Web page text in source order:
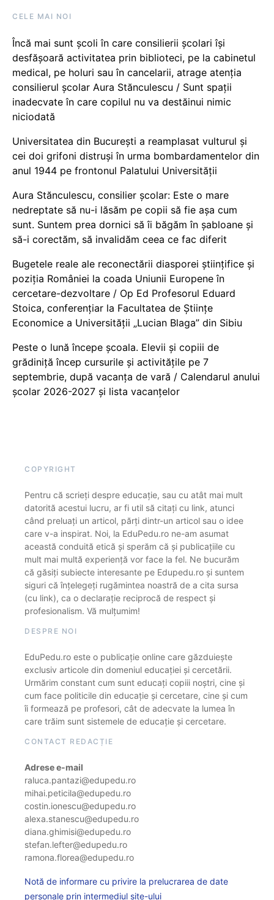
CELE MAI NOI
Încă mai sunt școli în care consilierii școlari își
desfășoară activitatea prin biblioteci, pe la cabinetul
medical, pe holuri sau în cancelarii, atrage atenția
consilierul școlar Aura Stănculescu / Sunt spații
inadecvate în care copilul nu va destăinui nimic
niciodată
Universitatea din București a reamplasat vulturul și
cei doi grifoni distruși în urma bombardamentelor din
anul 1944 pe frontonul Palatului Universității
Aura Stănculescu, consilier școlar: Este o mare
nedreptate să nu-i lăsăm pe copii să fie așa cum
sunt. Suntem prea dornici să îi băgăm în șabloane și
să-i corectăm, să invalidăm ceea ce fac diferit
Bugetele reale ale reconectării diasporei științifice și
poziția României la coada Uniunii Europene în
cercetare-dezvoltare / Op Ed Profesorul Eduard
Stoica, conferențiar la Facultatea de Științe
Economice a Universității „Lucian Blaga” din Sibiu
Peste o lună începe școala. Elevii și copiii de
grădiniță încep cursurile și activitățile pe 7
septembrie, după vacanța de vară / Calendarul anului
școlar 2026-2027 și lista vacanțelor
COPYRIGHT
Pentru că scrieți despre educație, sau cu atât mai mult
datorită acestui lucru, ar fi util să citați cu link, atunci
când preluați un articol, părți dintr-un articol sau o idee
care v-a inspirat. Noi, la EduPedu.ro ne-am asumat
această conduită etică și sperăm că și publicațiile cu
mult mai multă experiență vor face la fel. Ne bucurăm
că găsiți subiecte interesante pe Edupedu.ro și suntem
siguri că înțelegeți rugămintea noastră de a cita sursa
(cu link), ca o declarație reciprocă de respect și
profesionalism. Vă mulțumim!
DESPRE NOI
EduPedu.ro este o publicație online care găzduiește
exclusiv articole din domeniul educației și cercetării.
Urmărim constant cum sunt educați copiii noștri, cine și
cum face politicile din educație și cercetare, cine și cum
îi formează pe profesori, cât de adecvate la lumea în
care trăim sunt sistemele de educație și cercetare.
CONTACT REDACȚIE
Adrese e-mail
raluca.pantazi@edupedu.ro
mihai.peticila@edupedu.ro
costin.ionescu@edupedu.ro
alexa.stanescu@edupedu.ro
diana.ghimisi@edupedu.ro
stefan.lefter@edupedu.ro
ramona.florea@edupedu.ro
Notă de informare cu privire la prelucrarea de date
personale prin intermediul site-ului